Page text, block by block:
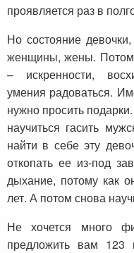
проявляется раз в
Но состояние
женщины, жены.
– искренности,
умения радоваться.
нужно просить
научиться гасить
найти в себе эту
откопать ее из-под
дыхание, потому как
лет. А потом снова
Не хочется много
предложить вам 123